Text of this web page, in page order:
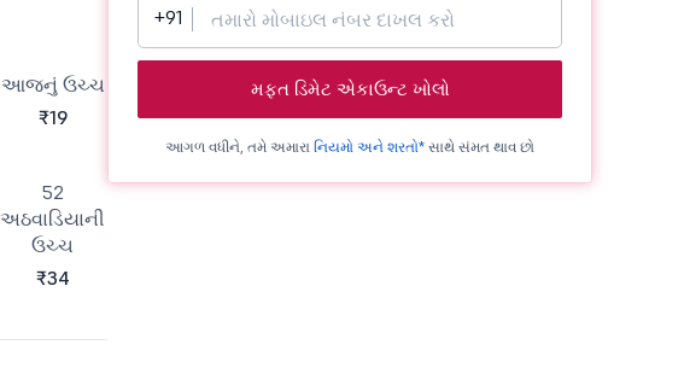
આજનું ઉચ્ચ
₹19
52
અઠવાડિયાની
ઉચ્ચ
₹34
+91
મફત ડિમેટ એકાઉન્ટ ખોલો
આગળ વધીને, તમે અમારા નિયમો અને શરતો* સાથે સંમત થાવ છો